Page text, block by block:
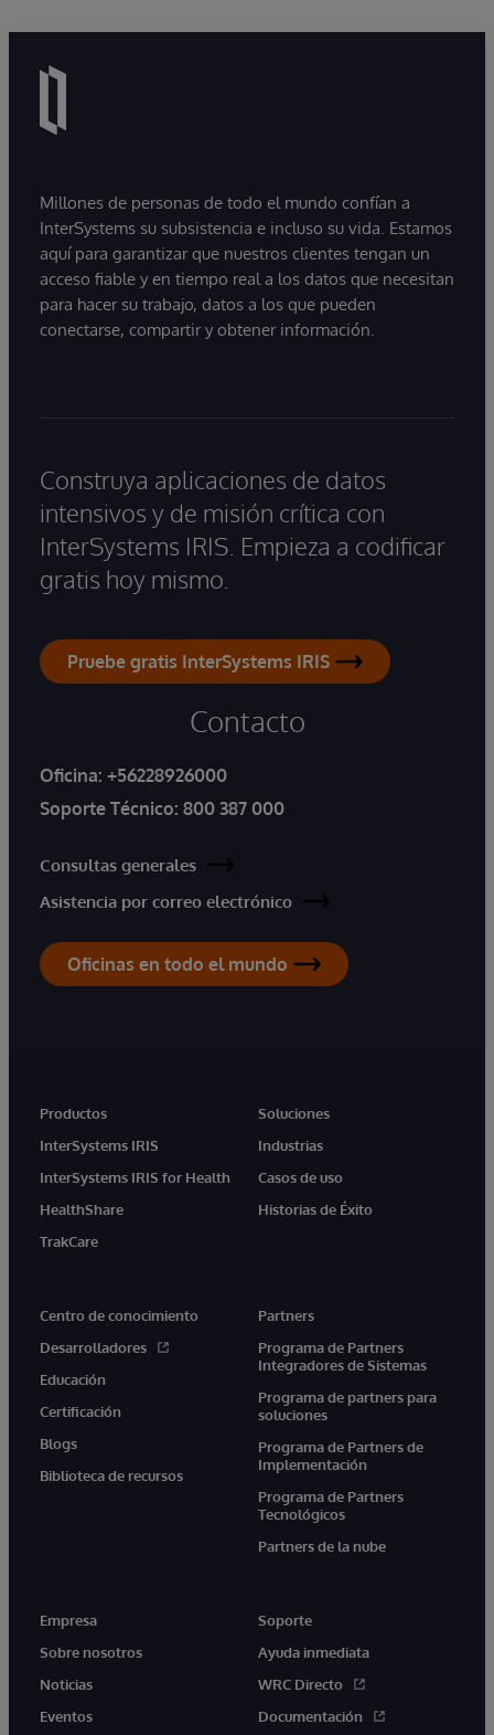
Millones de personas de todo el mundo confían a
InterSystems su subsistencia e incluso su vida. Estamos
aquí para garantizar que nuestros clientes tengan un
acceso fiable y en tiempo real a los datos que necesitan
para hacer su trabajo, datos a los que pueden
conectarse, compartir y obtener información.
Construya aplicaciones de datos
intensivos y de misión crítica con
InterSystems IRIS. Empieza a codificar
gratis hoy mismo.
Pruebe gratis InterSystems IRIS
Contacto
Oficina: +56228926000
Soporte Técnico: 800 387 000
Consultas generales
Asistencia por correo electrónico
Oficinas en todo el mundo
Productos
InterSystems IRIS
InterSystems IRIS for Health
HealthShare
TrakCare
Soluciones
Industrias
Casos de uso
Historias de Éxito
Centro de conocimiento
Desarrolladores
Educación
Certificación
Blogs
Biblioteca de recursos
Partners
Programa de Partners
Integradores de Sistemas
Programa de partners para
soluciones
Programa de Partners de
Implementación
Programa de Partners
Tecnológicos
Partners de la nube
Empresa
Sobre nosotros
Noticias
Eventos
Soporte
Ayuda inmediata
WRC Directo
Documentación